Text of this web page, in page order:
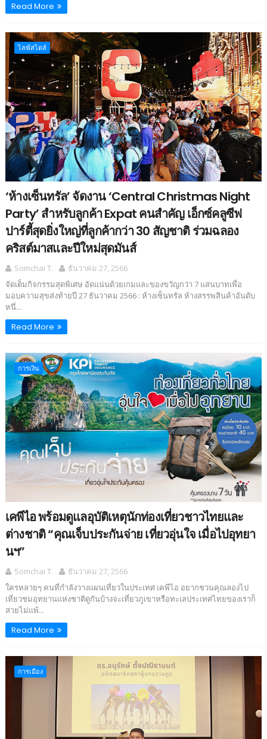
Read More
ไลฟ์สไตล์
‘ห้างเซ็นทรัล’ จัดงาน ‘Central Christmas Night
Party’ สำหรับลูกค้า Expat คนสำคัญ เอ็กซ์คลูซีฟ
ปาร์ตี้สุดยิ่งใหญ่ที่ลูกค้ากว่า 30 สัญชาติ ร่วมฉลอง
คริสต์มาสและปีใหม่สุดมันส์
Somchai T.
ธันวาคม 27, 2566
จัดเต็มกิจกรรมสุดพิเศษ อัดแน่นด้วยเกมและของขวัญกว่า 7 แสนบาทเพื่อ
มอบความสุขส่งท้ายปี 27 ธันวาคม 2566 : ห้างเซ็นทรัล ห้างสรรพสินค้าอันดับ
หนึ่...
Read More
การเงิน
เคพีไอ พร้อมดูแลอุบัติเหตุนักท่องเที่ยวชาวไทยและ
ต่างชาติ “คุณเจ็บประกันจ่าย เที่ยวอุ่นใจ เมื่อไปอุทยา
นฯ”
Somchai T.
ธันวาคม 27, 2566
ใครหลายๆ คนที่กำลังวางแผนเที่ยวในประเทศ เคพีไอ อยากชวนคุณลองไป
เที่ยวชมอุทยานแห่งชาติดูกันบ้างจะเที่ยวภูเขาหรือทะเลประเทศไทยของเราก็
สวยไม่แพ้...
Read More
การเมือง